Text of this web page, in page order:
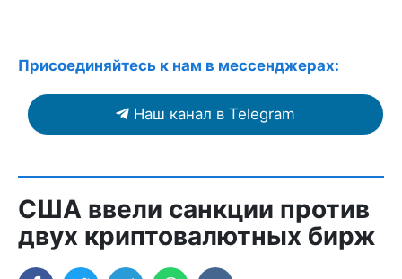
Присоединяйтесь к нам в мессенджерах:
Наш канал в Telegram
США ввели санкции против
двух криптовалютных бирж